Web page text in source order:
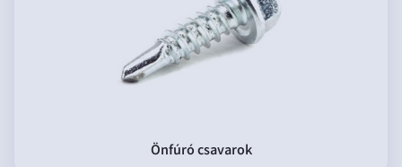
Önfúró csavarok